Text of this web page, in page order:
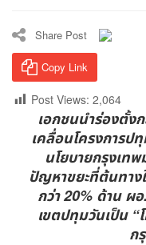
Share Post
Copy Link
Post Views: 2,064
เอกชนนำร่องตั้ง
เคลื่อนโครงการป
นโยบายกรุงเท
ปัญหาขยะที่ต้นทาง
กว่า 20% ด้าน ผ
เขตปทุมวันเป็น “
ก